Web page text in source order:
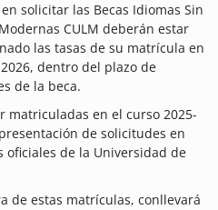
solicitar las Becas Idiomas Sin
CULM deberán estar
las tasas de su matrícula en
dentro del plazo de
de la beca.
matriculadas en el curso 2025-
de solicitudes en
de la Universidad de
de estas matrículas, conllevará